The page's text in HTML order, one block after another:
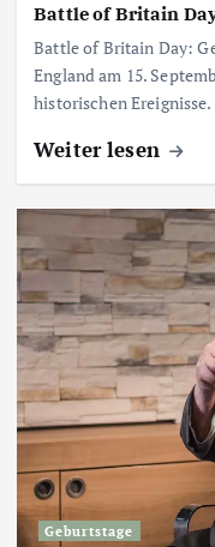
Battle of Britain
Battle of Britain Day:
England am 15.
historischen Ereignisse.
Weiter lesen
Geburtstage